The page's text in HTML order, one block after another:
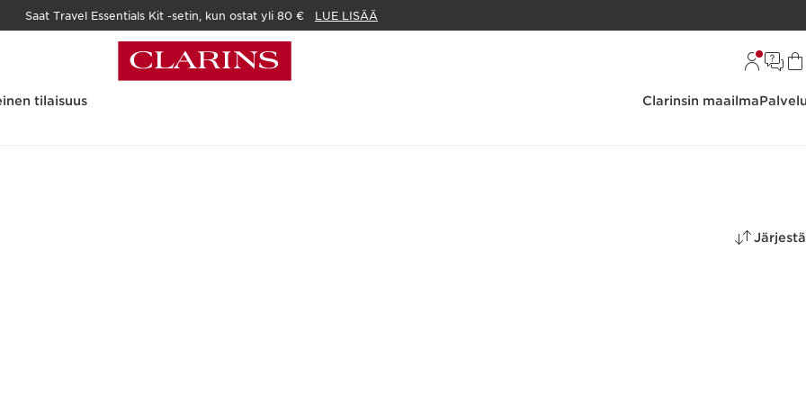
Saat Travel Essentials Kit -setin, kun ostat yli 80 € LUE LISÄÄ
tilaisuus Clarinsin maailma
Järjestä